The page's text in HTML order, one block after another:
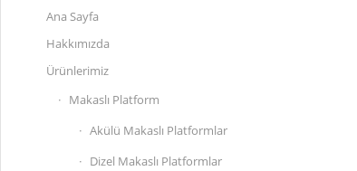
Ana Sayfa
Hakkımızda
Ürünlerimiz
Makaslı Platform
Akülü Makaslı Platformlar
Dizel Makaslı Platformlar